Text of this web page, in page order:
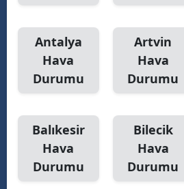
Antalya
Hava
Durumu
Artvin
Hava
Durumu
Balıkesir
Hava
Durumu
Bilecik
Hava
Durumu